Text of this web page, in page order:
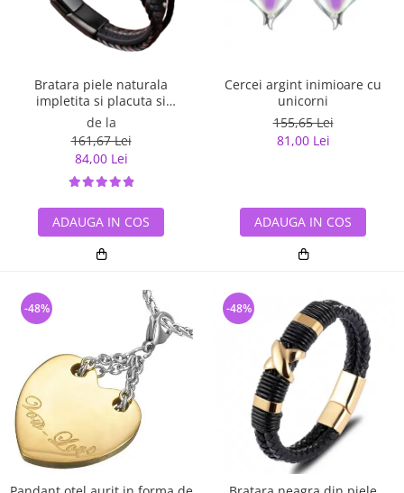
Bratara piele naturala
impletita si placuta si
inchizatoare din inox
de la
161,67 Lei
84,00 Lei
ADAUGA IN COS
Cercei argint inimioare cu
unicorni
155,65 Lei
81,00 Lei
ADAUGA IN COS
-48% -48%